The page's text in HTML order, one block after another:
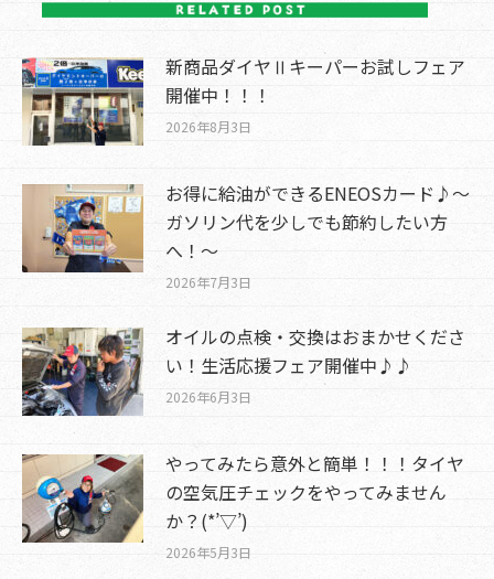
新商品ダイヤⅡキーパーお試しフェア
開催中！！！
2026年8月3日
お得に給油ができるENEOSカード♪～
ガソリン代を少しでも節約したい方
へ！～
2026年7月3日
オイルの点検・交換はおまかせくださ
い！生活応援フェア開催中♪♪
2026年6月3日
やってみたら意外と簡単！！！タイヤ
の空気圧チェックをやってみません
か？(*’▽’)
2026年5月3日